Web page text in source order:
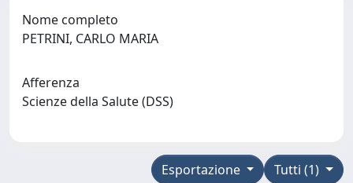
Nome completo
PETRINI, CARLO MARIA
Afferenza
Scienze della Salute (DSS)
Tutti (1)
Esportazione